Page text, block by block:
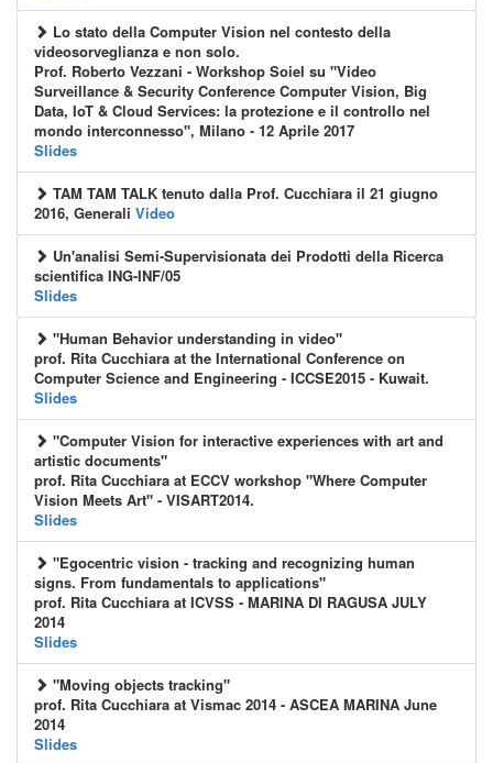
Lo stato della Computer Vision nel contesto della
videosorveglianza e non solo.
Prof. Roberto Vezzani - Workshop Soiel su "Video
Surveillance & Security Conference Computer Vision, Big
Data, IoT & Cloud Services: la protezione e il controllo nel
mondo interconnesso", Milano - 12 Aprile 2017
Slides
TAM TAM TALK tenuto dalla Prof. Cucchiara il 21 giugno
2016, Generali Video
Un'analisi Semi-Supervisionata dei Prodotti della Ricerca
scientifica ING-INF/05
Slides
"Human Behavior understanding in video"
prof. Rita Cucchiara at the International Conference on
Computer Science and Engineering - ICCSE2015 - Kuwait.
Slides
"Computer Vision for interactive experiences with art and
artistic documents"
prof. Rita Cucchiara at ECCV workshop "Where Computer
Vision Meets Art" - VISART2014.
Slides
"Egocentric vision - tracking and recognizing human
signs. From fundamentals to applications"
prof. Rita Cucchiara at ICVSS - MARINA DI RAGUSA JULY
2014
Slides
"Moving objects tracking"
prof. Rita Cucchiara at Vismac 2014 - ASCEA MARINA June
2014
Slides